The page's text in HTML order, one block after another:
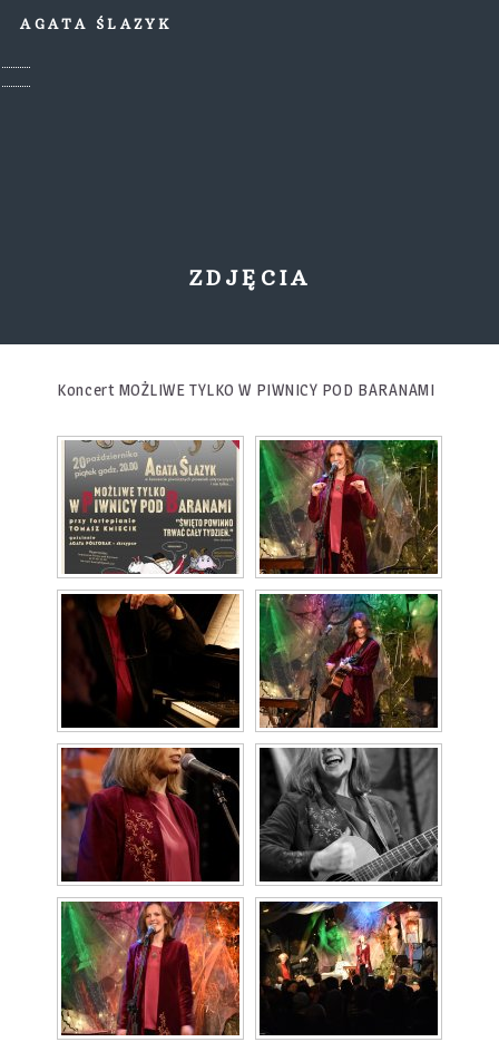
AGATA ŚLAZYK
ZDJĘCIA
Koncert MOŻLIWE TYLKO W PIWNICY POD BARANAMI